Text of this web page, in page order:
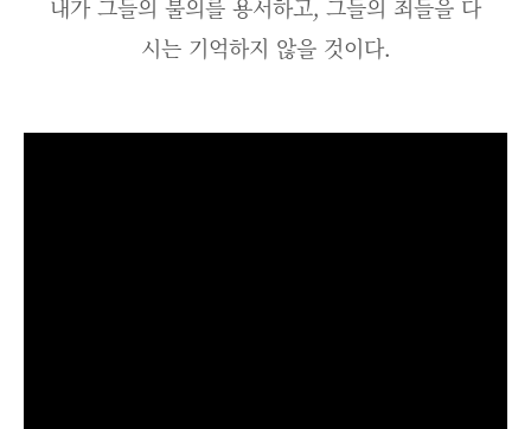
내가 그들의 불의를 용서하고, 그들의 죄들을 다
시는 기억하지 않을 것이다.